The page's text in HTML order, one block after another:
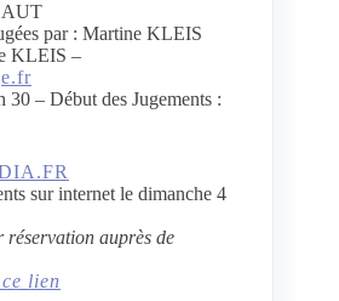
par : Martine KLEIS
KLEIS –
30 – Début des Jugements :
sur internet le dimanche 4
réservation auprès de
lien